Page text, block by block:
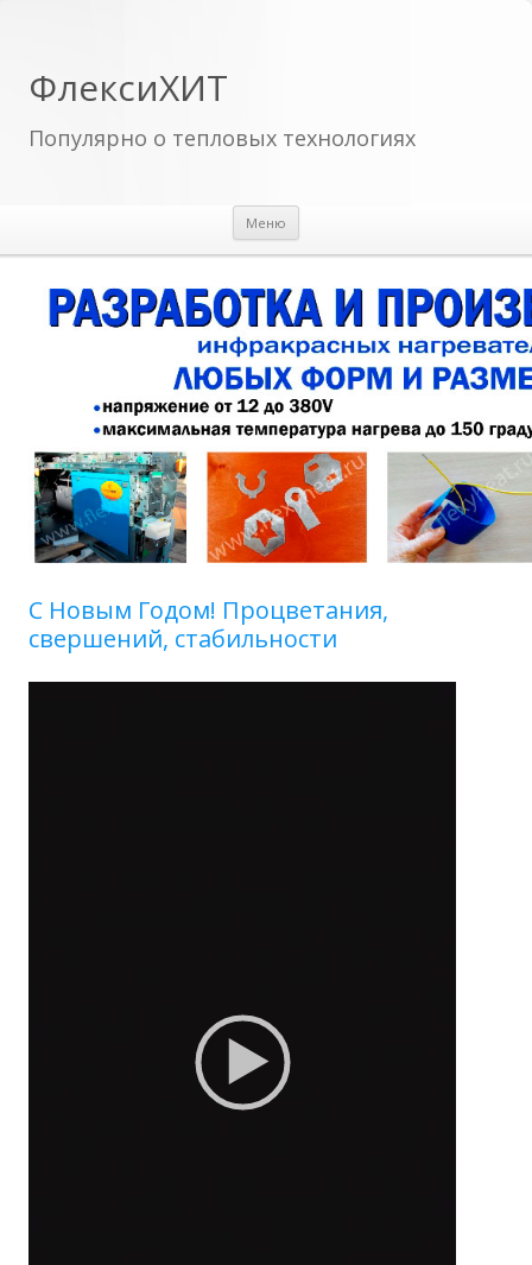
ФлексиХИТ
Популярно о тепловых технологиях
Меню
C Новым Годом! Процветания,
свершений, стабильности